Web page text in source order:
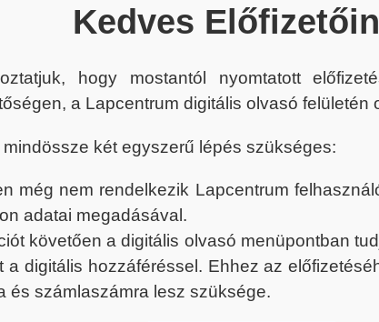
Kedves
hogy mostantól nyomtatott
a Lapcentrum digitális olvasó felületén
két egyszerű lépés szükséges:
még nem rendelkezik Lapcentrum
adatai megadásával.
követően a digitális olvasó menüpontban
a digitális hozzáféréssel. Ehhez az
és számlaszámra lesz szüksége.